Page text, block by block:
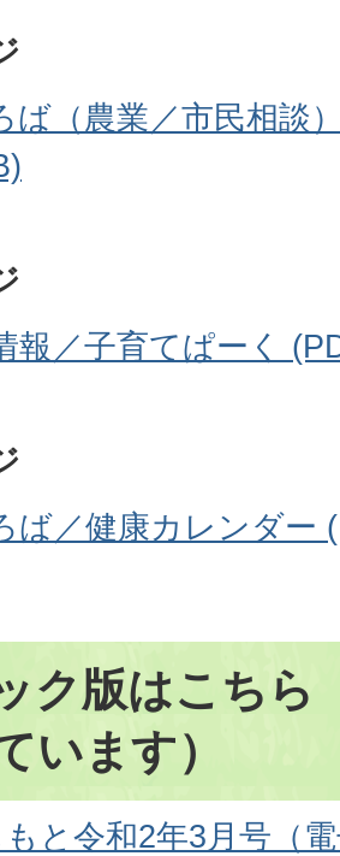
ば（農業／市民相談
報／子育てぱーく
ば／健康カレンダー
ク版はこちら
います）
と令和2年3月号（